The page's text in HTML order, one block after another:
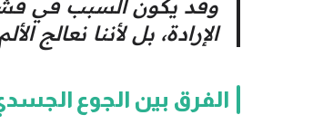
وقد يكون السبب في
الإرادة، بل لأننا نعالج
الفرق بين الجوع